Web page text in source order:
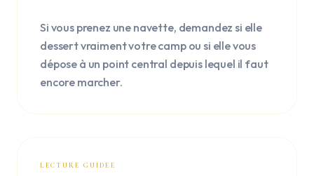
Si vous prenez une navette, demandez si elle
dessert vraiment votre camp ou si elle vous
dépose à un point central depuis lequel il faut
encore marcher.
LECTURE GUIDEE